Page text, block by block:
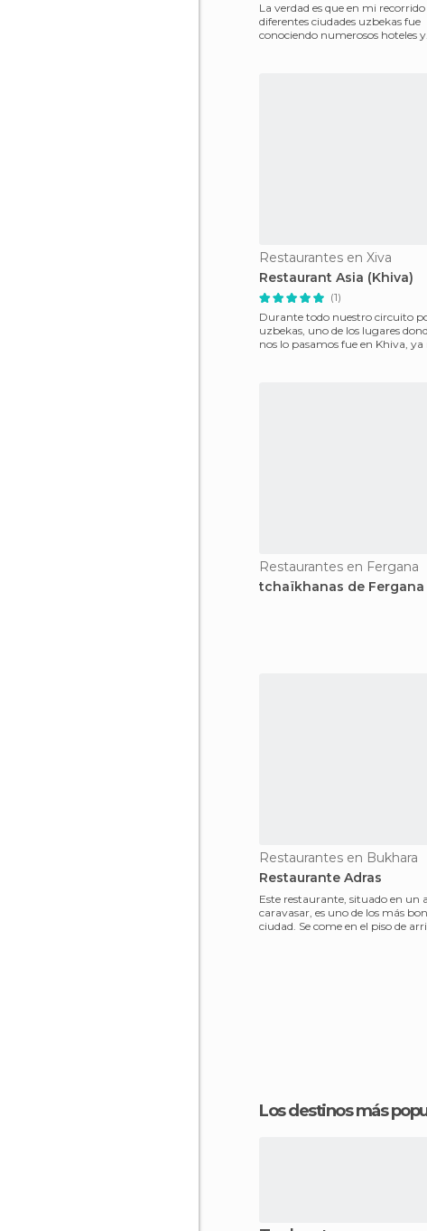
La verdad es que en mi
diferentes ciudades uzbekas fue
conociendo numerosos hoteles y
Restaurantes en Xiva
Restaurant Asia (Khiva)
(1)
Durante todo nuestro circuito
uzbekas, uno de los lugares
nos lo pasamos fue en Khiva, ya
Restaurantes en Fergana
tchaïkhanas de Fergana
Restaurantes en Bukhara
Restaurante Adras
Este restaurante, situado en un
caravasar, es uno de los más
ciudad. Se come en el piso de
Los destinos más